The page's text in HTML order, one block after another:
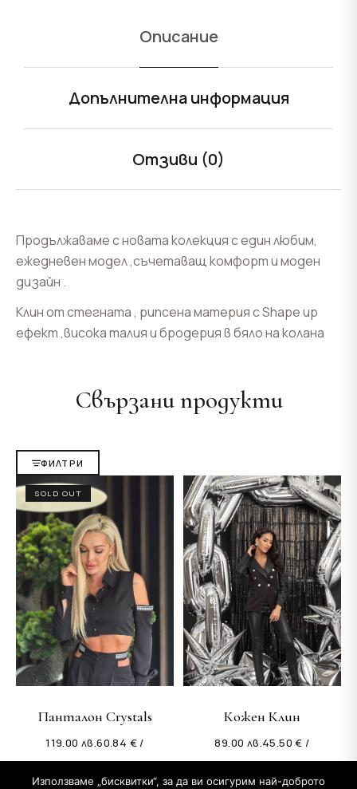
Описание
Допълнителна информация
Отзиви (0)
Продължаваме с новата колекция с един любим,
ежедневен модел ,съчетаващ комфорт и моден
дизайн .
Клин от стегната , рипсена материя с Shape up
ефект ,висока талия и бродерия в бяло на колана
Свързани продукти
ФИЛТРИ
SOLD OUT
Панталон Crystals
60.84 € /
119.00 лв.
Кожен Клин
45.50 € /
89.00 лв.
Използваме „бисквитки“, за да ви осигурим най-доброто